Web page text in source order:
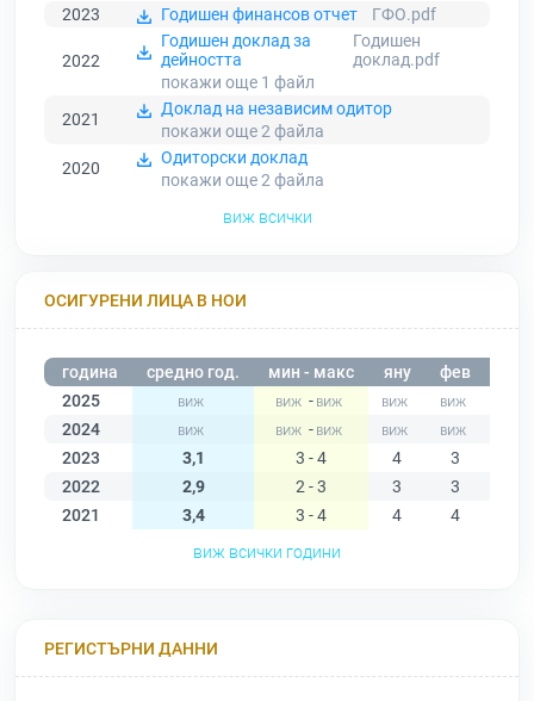
2023
Годишен финансов отчет ГФО.pdf
2022
Годишен доклад за
дейността
Годишен
доклад.pdf
покажи още 1 файл
2021
Доклад на независим одитор
покажи още 2файла
2020
Одиторски доклад
покажи още 2файла
виж всички
ОСИГУРЕНИ ЛИЦА В НОИ
година средно год. мин - макс яну фев
2025
-
2024
-
2023
3,1 3 - 4 4 3
2022
2,9 2 - 3 3 3
2021
3,4 3 - 4 4 4
виж всички години
РЕГИСТЪРНИ ДАННИ